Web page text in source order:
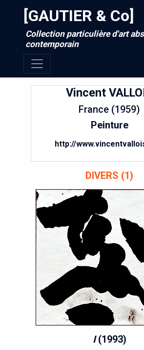
[GAUTIER & Co]
Collection particulière d'art
contemporain
Vincent
France (1959)
Peinture
http://
DIVERS (1)
I(1993)